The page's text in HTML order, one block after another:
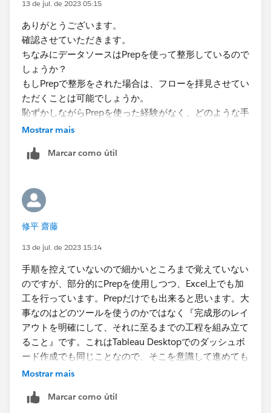
13 de jul. de 2023 05:15
ありがとうございます。
確認させていただきます。
ちなみにデータソースはPrepを使って整形しているので
しょうか？
もしPrepで整形をされた場合は、フローを拝見させてい
ただくことは可能でしょうか。
恥ずかしながらPrepを使った経験がなく、どのような手
順で整形されたのか拝見したく存じます。
Mostrar mais
Marcar como útil
修平 齋藤
13 de jul. de 2023 15:14
手順を控えていないので細かいところまで覚えていない
のですが、部分的にPrepを使用しつつ、Excel上でも加
工を行っています。Prepだけでも出来ると思います。大
事なのはどのツールを使うのかではなく『完成形のレイ
アウトを明確にして、それに至るまでの工程を組み立て
ること』です。これはTableau Desktopでのダッシュボ
ード作成でも同じことなので、そこを意識して進めても
らえれば（そして目指した完成品が出来上がれば）ツー
Mostrar mais
Marcar como útil